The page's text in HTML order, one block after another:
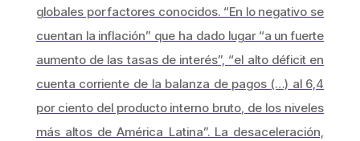
globales por factores conocidos. “En lo negativo se
cuentan la inflación” que ha dado lugar “a un fuerte
aumento de las tasas de interés”, “el alto déficit en
cuenta corriente de la balanza de pagos (…) al 6,4
por ciento del producto interno bruto, de los niveles
más altos de América Latina”. La desaceleración,